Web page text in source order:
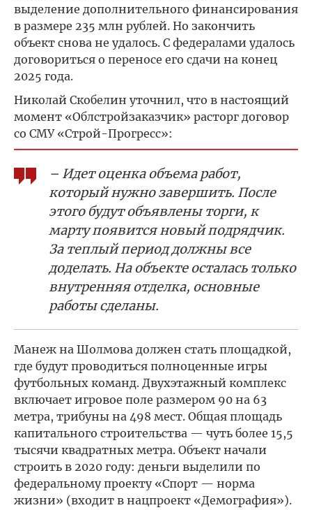
выделение дополнительного финансирования
в размере 235 млн рублей. Но закончить
объект снова не удалось. С федералами удалось
договориться о переносе его сдачи на конец
2025 года.
Николай Скобелин уточнил, что в настоящий
момент «Облстройзаказчик» расторг договор
со СМУ «Строй-Прогресс»:
– Идет оценка объема работ,
который нужно завершить. После
этого будут объявлены торги, к
марту появится новый подрядчик.
За теплый период должны все
доделать. На объекте осталась только
внутренняя отделка, основные
работы сделаны.
Манеж на Шолмова должен стать площадкой,
где будут проводиться полноценные игры
футбольных команд. Двухэтажный комплекс
включает игровое поле размером 90 на 63
метра, трибуны на 498 мест. Общая площадь
капитального строительства — чуть более 15,5
тысячи квадратных метра. Объект начали
строить в 2020 году: деньги выделили по
федеральному проекту «Спорт — норма
жизни» (входит в нацпроект «Демография»).